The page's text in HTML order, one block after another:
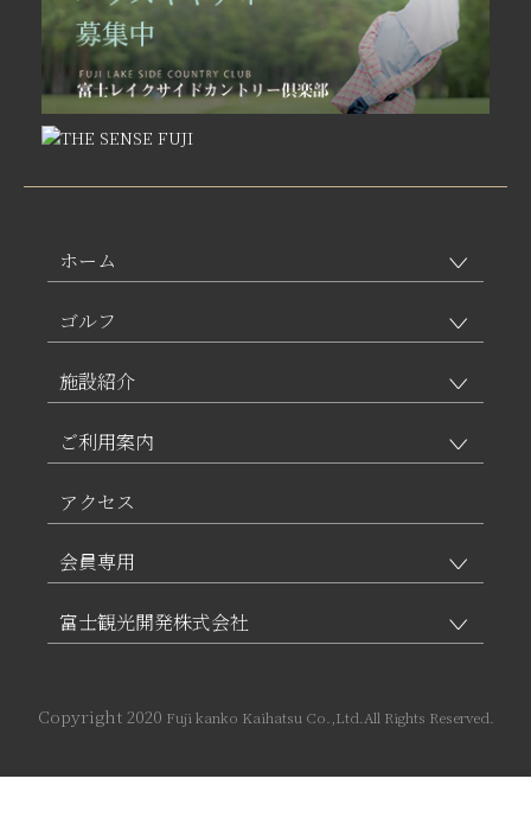
ホーム
ゴルフ
施設紹介
ご利用案内
アクセス
会員専用
富士観光開発株式会社
Copyright 2020 Fuji kanko Kaihatsu Co.,Ltd.All Rights Reserved.